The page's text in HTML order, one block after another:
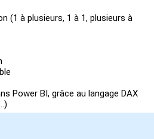
(1 à plusieurs, 1 à 1, plusieurs à
Power BI, grâce au langage DAX